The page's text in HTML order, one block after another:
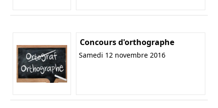
Concours d'orthographe
Samedi 12 novembre 2016